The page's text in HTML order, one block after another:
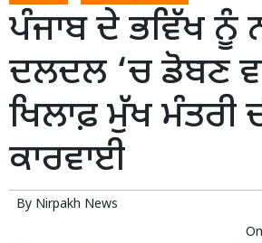
ਪੰਜਾਬ ਦੇ ਭਵਿੱਖ ਨੂੰ
ਦਲਦਲ ‘ਚ ਡੋਬਣ
ਖਿਲਾਫ਼ ਮੁੱਖ ਮੰਤਰੀ
ਕਾਰਵਾਈ
By Nirpakh News
On